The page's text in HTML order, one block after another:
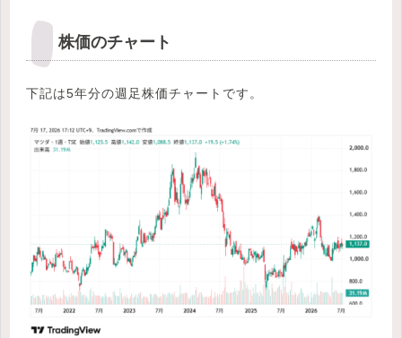
株価のチャート
下記は5年分の週足株価チャートです。